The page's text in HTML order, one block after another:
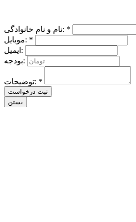
نام و نام خانوادگی: *
موبایل: *
ایمیل:
بودجه:
توضیحات: *
ثبت درخواست
بستن